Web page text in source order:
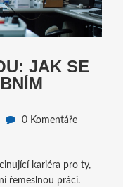
JAK SE
0 Komentáře
kariéra pro ty,
řemeslnou práci.